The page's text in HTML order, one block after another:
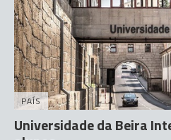
PAÍS
Universidade da Beira